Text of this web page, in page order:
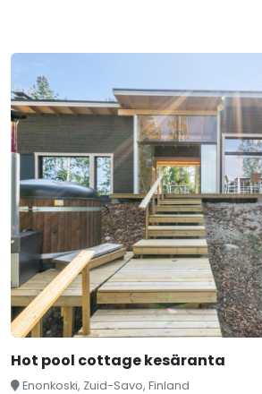
Hot pool cottage kesäranta
Enonkoski, Zuid-Savo, Finland